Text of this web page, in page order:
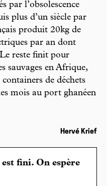
par l’obsolescence
plus d’un siècle par
produit 20kg de
par an dont
reste finit pour
sauvages en Afrique,
de déchets
mois au port ghanéen
Hervé Krief
fini. On espère